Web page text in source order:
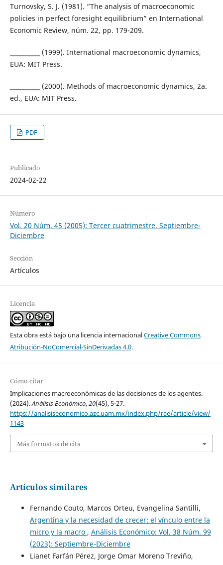
Turnovsky, S. J. (1981). “The analysis of macroeconomic
policies in perfect foresight equilibrium” en International
Economic Review, núm. 22, pp. 179-209.
__________ (1999). International macroeconomic dynamics,
EUA: MIT Press.
__________ (2000). Methods of macroeconomic dynamics, 2a.
ed., EUA: MIT Press.
PDF
Publicado
2024-02-22
Número
Vol. 20 Núm. 45 (2005): Tercer cuatrimestre. Septiembre-
Diciembre
Sección
Artículos
Licencia
Esta obra está bajo una licencia internacionalCreative Commons
Atribución-NoComercial-SinDerivadas 4.0.
Cómo citar
Implicaciones macroeconómicas de las decisiones de los agentes.
(2024).Análisis Económico,20(45), 5-27.
https://analisiseconomico.azc.uam.mx/index.php/rae/article/view/
1143
Más formatos de cita
Artículos similares
Fernando Couto, Marcos Orteu, Evangelina Santilli,
Argentina y la necesidad de crecer: el vínculo entre la
micro y la macro , Análisis Económico: Vol. 38 Núm. 99
(2023): Septiembre-Diciembre
Lianet Farfán Pérez, Jorge Omar Moreno Treviño,